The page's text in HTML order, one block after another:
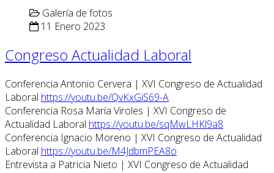
Galería de fotos
11 Enero 2023
Congreso Actualidad Laboral
Conferencia Antonio Cervera | XVI Congreso de Actualidad
Laboral https://youtu.be/QvKxGiS69-A
Conferencia Rosa María Viroles | XVI Congreso de
Actualidad Laboral https://youtu.be/sqMwLHKl9a8
Conferencia Ignacio Moreno | XVI Congreso de Actualidad
Laboral https://youtu.be/M4JdbmPEA8o
Entrevista a Patricia Nieto | XVI Congreso de Actualidad